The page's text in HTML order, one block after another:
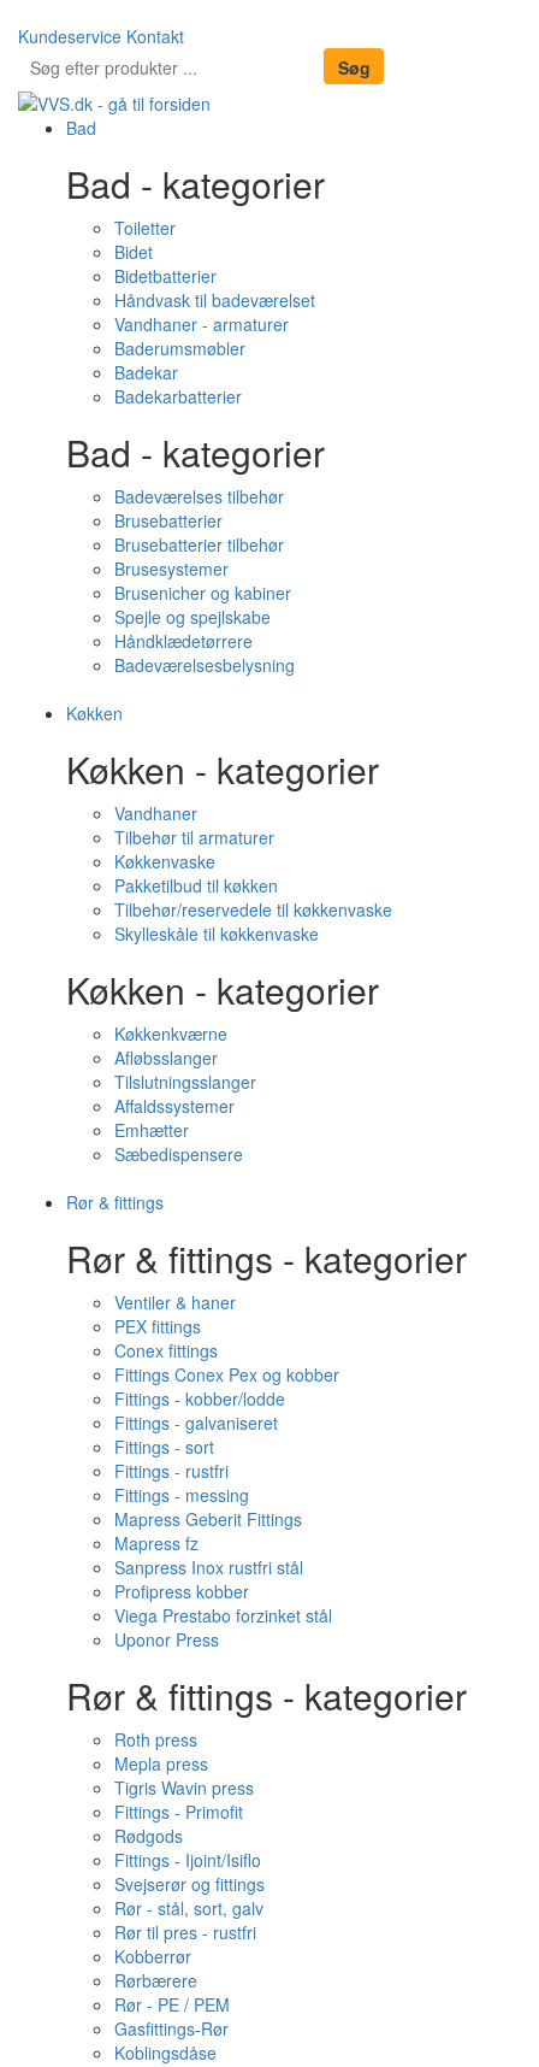
Kundeservice Kontakt
Bad
Bad - kategorier
Toiletter
Bidet
Bidetbatterier
Håndvask til badeværelset
Vandhaner - armaturer
Baderumsmøbler
Badekar
Badekarbatterier
Bad - kategorier
Badeværelses tilbehør
Brusebatterier
Brusebatterier tilbehør
Brusesystemer
Brusenicher og kabiner
Spejle og spejlskabe
Håndklædetørrere
Badeværelsesbelysning
Køkken
Køkken - kategorier
Vandhaner
Tilbehør til armaturer
Køkkenvaske
Pakketilbud til køkken
Tilbehør/reservedele til køkkenvaske
Skylleskåle til køkkenvaske
Køkken - kategorier
Køkkenkværne
Afløbsslanger
Tilslutningsslanger
Affaldssystemer
Emhætter
Sæbedispensere
Rør & fittings
Rør & fittings - kategorier
Ventiler & haner
PEX fittings
Conex fittings
Fittings Conex Pex og kobber
Fittings - kobber/lodde
Fittings - galvaniseret
Fittings - sort
Fittings - rustfri
Fittings - messing
Mapress Geberit Fittings
Mapress fz
Sanpress Inox rustfri stål
Profipress kobber
Viega Prestabo forzinket stål
Uponor Press
Rør & fittings - kategorier
Roth press
Mepla press
Tigris Wavin press
Fittings - Primofit
Rødgods
Fittings - Ijoint/Isiflo
Svejserør og fittings
Rør - stål, sort, galv
Rør til pres - rustfri
Kobberrør
Rørbærere
Rør - PE / PEM
Gasfittings-Rør
Koblingsdåse